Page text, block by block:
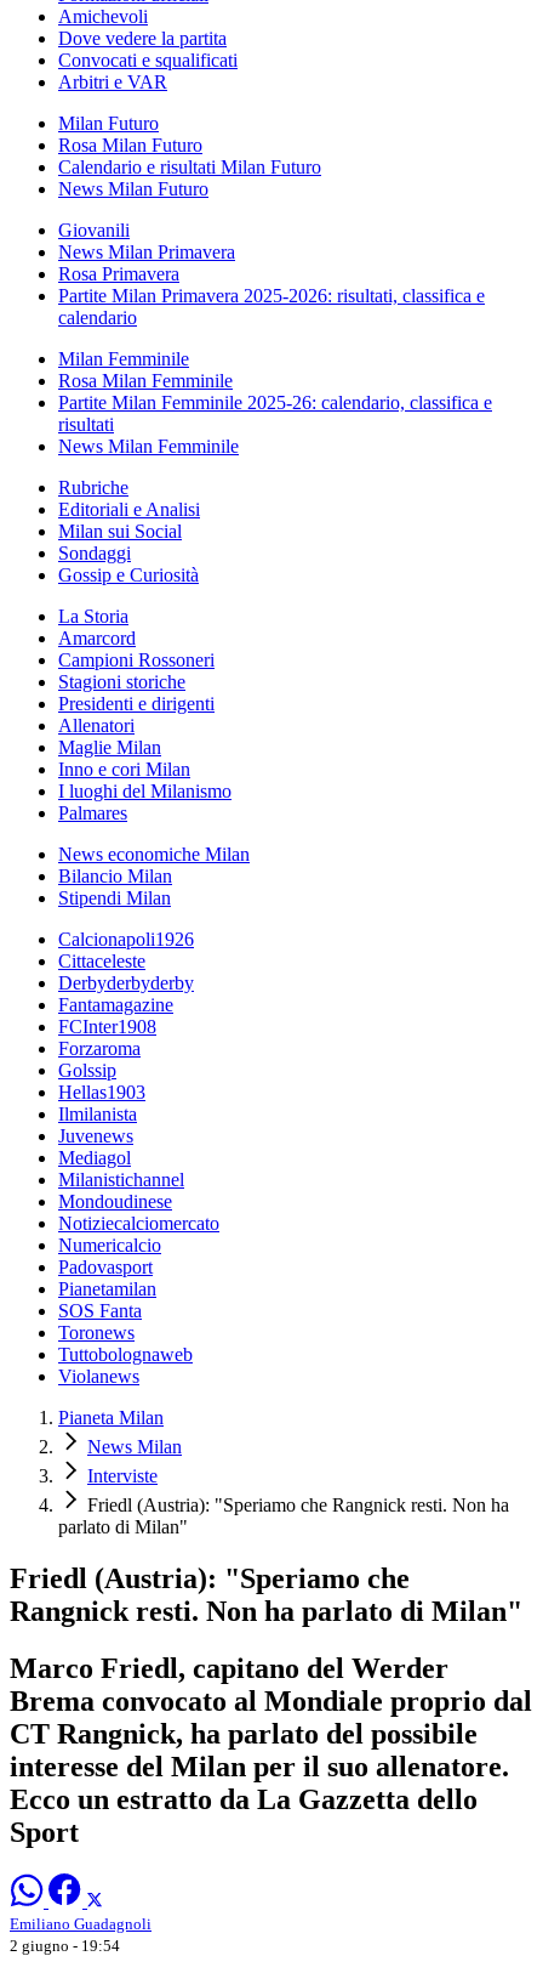
Amichevoli
Dove vedere la partita
Convocati e squalificati
Arbitri e VAR
Milan Futuro
Rosa Milan Futuro
Calendario e risultati Milan Futuro
News Milan Futuro
Giovanili
News Milan Primavera
Rosa Primavera
Partite Milan Primavera 2025-2026: risultati, classifica e
calendario
Milan Femminile
Rosa Milan Femminile
Partite Milan Femminile 2025-26: calendario, classifica e
risultati
News Milan Femminile
Rubriche
Editoriali e Analisi
Milan sui Social
Sondaggi
Gossip e Curiosità
La Storia
Amarcord
Campioni Rossoneri
Stagioni storiche
Presidenti e dirigenti
Allenatori
Maglie Milan
Inno e cori Milan
I luoghi del Milanismo
Palmares
News economiche Milan
Bilancio Milan
Stipendi Milan
Calcionapoli1926
Cittaceleste
Derbyderbyderby
Fantamagazine
FCInter1908
Forzaroma
Golssip
Hellas1903
Ilmilanista
Juvenews
Mediagol
Milanistichannel
Mondoudinese
Notiziecalciomercato
Numericalcio
Padovasport
Pianetamilan
SOS Fanta
Toronews
Tuttobolognaweb
Violanews
Pianeta Milan
News Milan
Interviste
Friedl (Austria): "Speriamo che Rangnick resti. Non ha
parlato di Milan"
Friedl (Austria): "Speriamo che
Rangnick resti. Non ha parlato di Milan"
Marco Friedl, capitano del Werder
Brema convocato al Mondiale proprio dal
CT Rangnick, ha parlato del possibile
interesse del Milan per il suo allenatore.
Ecco un estratto da La Gazzetta dello
Sport
Emiliano Guadagnoli
2 giugno - 19:54